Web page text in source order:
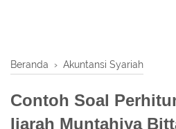
Beranda › Akuntansi Syariah
Contoh Soal
Ijarah Muntahiya